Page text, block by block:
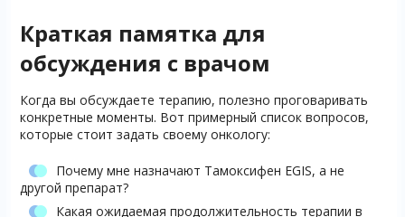
Краткая памятка для
обсуждения с врачом
Когда вы обсуждаете терапию, полезно проговаривать
конкретные моменты. Вот примерный список вопросов,
которые стоит задать своему онкологу:
Почему мне назначают Тамоксифен EGIS, а не
другой препарат?
Какая ожидаемая продолжительность терапии в